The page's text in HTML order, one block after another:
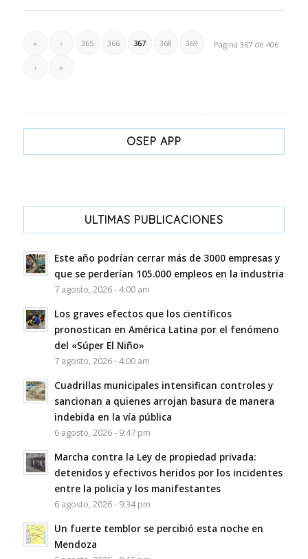
Página 367 de 406
« ‹ 365 366 367 368 369
› »
OSEP APP
ULTIMAS PUBLICACIONES
Este año podrían cerrar más de 3000 empresas y
que se perderían 105.000 empleos en la industria
7 agosto, 2026 - 4:00 am
Los graves efectos que los científicos
pronostican en América Latina por el fenómeno
del «Súper El Niño»
7 agosto, 2026 - 4:00 am
Cuadrillas municipales intensifican controles y
sancionan a quienes arrojan basura de manera
indebida en la vía pública
6 agosto, 2026 - 9:47 pm
Marcha contra la Ley de propiedad privada:
detenidos y efectivos heridos por los incidentes
entre la policía y los manifestantes
6 agosto, 2026 - 9:34 pm
Un fuerte temblor se percibió esta noche en
Mendoza